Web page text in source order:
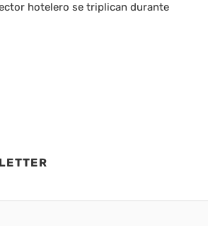
hotelero se triplican durante